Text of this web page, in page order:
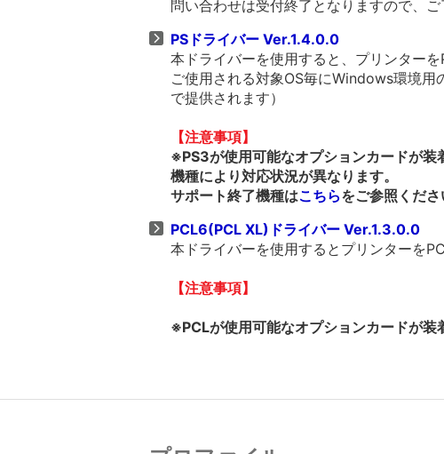
問い合わせは受付終了となりますので、ご
PSドライバー Ver.1.4.0.0
本ドライバーを使用すると、プリンター
ご使用される対象OS毎にWindows環境
で提供されます）
【注意事項】
※PS3が使用可能なオプションカードが装
機種により対応状況が異なります。
サポート終了機種はこちらをご参照くださ
PCL6(PCL XL)ドライバー Ver.1.3.0.0
本ドライバーを使用するとプリンターを
【注意事項】
※PCLが使用可能なオプションカードが装